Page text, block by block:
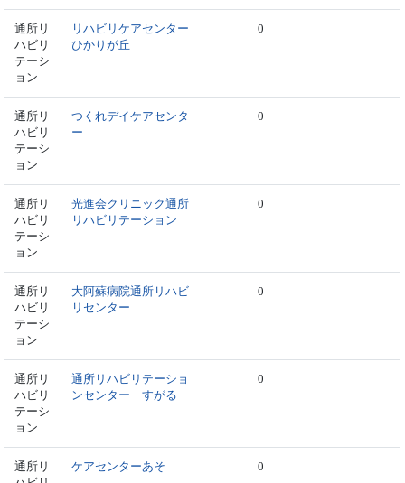
通所リ
ハビリ
テーシ
ョン
リハビリケアセンター
ひかりが丘
0
通所リ
ハビリ
テーシ
ョン
つくれデイケアセンタ
ー
0
通所リ
ハビリ
テーシ
ョン
光進会クリニック通所
リハビリテーション
0
通所リ
ハビリ
テーシ
ョン
大阿蘇病院通所リハビ
リセンター
0
通所リ
ハビリ
テーシ
ョン
通所リハビリテーショ
ンセンター すがる
0
通所リ
ケアセンターあそ 0